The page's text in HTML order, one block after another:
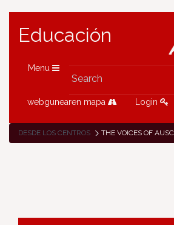
Educación
Menu
webgunearen mapa Login
DESDE LOS CENTROS THE VOICES OF AUSCHWITZ: EL IESO PEDRO DE ATARRABIA DE VILLAVA NOS INVITA A NO